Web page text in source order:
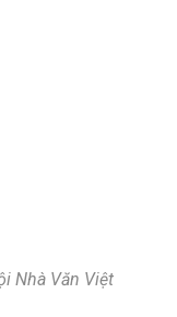
Nhà Văn Việt